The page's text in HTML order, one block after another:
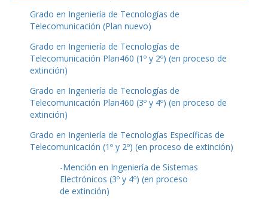
Grado en Ingeniería de Tecnologías de
Telecomunicación (Plan nuevo)
Grado en Ingeniería de Tecnologías de
Telecomunicación Plan460 (1º y 2º) (en proceso de
extinción)
Grado en Ingeniería de Tecnologías de
Telecomunicación Plan460 (3º y 4º) (en proceso de
extinción)
Grado en Ingeniería de Tecnologías Específicas de
Telecomunicación (1º y 2º) (en proceso de extinción)
-Mención en Ingeniería de Sistemas
Electrónicos (3º y 4º) (en proceso
de extinción)